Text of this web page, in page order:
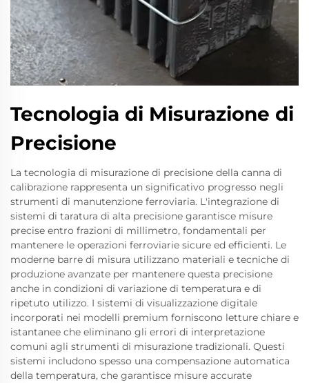
Tecnologia di Misurazione di
Precisione
La tecnologia di misurazione di precisione della canna di
calibrazione rappresenta un significativo progresso negli
strumenti di manutenzione ferroviaria. L'integrazione di
sistemi di taratura di alta precisione garantisce misure
precise entro frazioni di millimetro, fondamentali per
mantenere le operazioni ferroviarie sicure ed efficienti. Le
moderne barre di misura utilizzano materiali e tecniche di
produzione avanzate per mantenere questa precisione
anche in condizioni di variazione di temperatura e di
ripetuto utilizzo. I sistemi di visualizzazione digitale
incorporati nei modelli premium forniscono letture chiare e
istantanee che eliminano gli errori di interpretazione
comuni agli strumenti di misurazione tradizionali. Questi
sistemi includono spesso una compensazione automatica
della temperatura, che garantisce misure accurate